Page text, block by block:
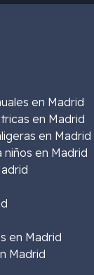
en Madrid
en Madrid
en Madrid
niños en Madrid
en Madrid
Madrid